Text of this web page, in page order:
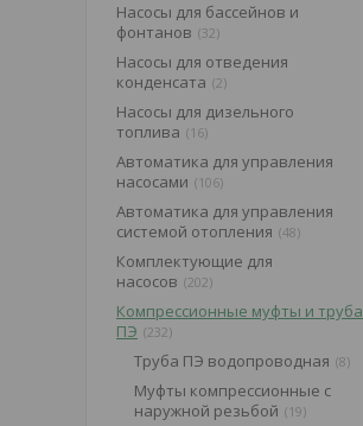
Насосы для бассейнов и
фонтанов 32
Насосы для отведения
конденсата 2
Насосы для дизельного
топлива
16
Автоматика для управления
насосами
106
Автоматика для управления
системой отопления 48
Комплектующие для
насосов 202
Компрессионные муфты и труба
ПЭ 232
Труба ПЭ водопроводная 8
Муфты компрессионные с
наружной резьбой
19